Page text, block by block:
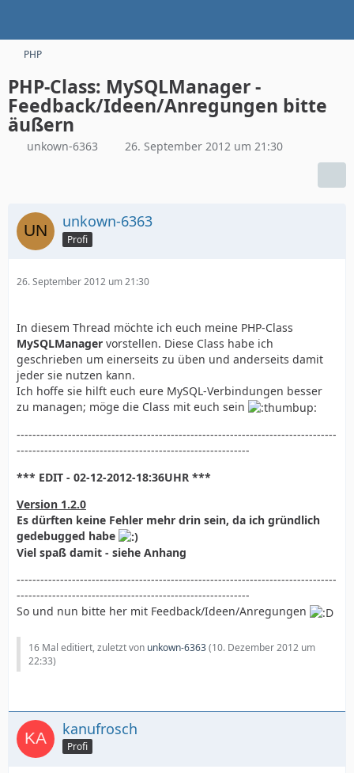
PHP
PHP-Class: MySQLManager -
Feedback/Ideen/Anregungen bitte
äußern
unkown-6363 26. September 2012 um 21:30
unkown-6363
Profi
26. September 2012 um 21:30
In diesem Thread möchte ich euch meine PHP-Class
MySQLManager vorstellen. Diese Class habe ich
geschrieben um einerseits zu üben und anderseits damit
jeder sie nutzen kann.
Ich hoffe sie hilft euch eure MySQL-Verbindungen besser
zu managen; möge die Class mit euch sein
---------------------------------------------------------------------------------
-----------------------------------------------------------
*** EDIT - 02-12-2012-18:36UHR ***
Version 1.2.0
Es dürften keine Fehler mehr drin sein, da ich gründlich
gedebugged habe
Viel spaß damit - siehe Anhang
---------------------------------------------------------------------------------
-----------------------------------------------------------
So und nun bitte her mit Feedback/Ideen/Anregungen
16 Mal editiert, zuletzt von unkown-6363(10. Dezember 2012 um
22:33)
kanufrosch
Profi